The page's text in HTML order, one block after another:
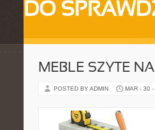
DO
MEBLE SZYTE
POSTED BY ADMIN MAR - 30